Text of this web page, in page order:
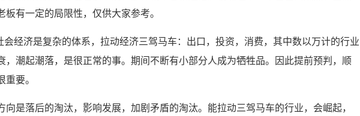
板有一定的局限性，仅供大家参考。
会经济是复杂的体系，拉动经济三驾马车：出口，投资，消费，其中数以万计的行业
，潮起潮落，是很正常的事。期间不断有小部分人成为牺牲品。因此提前预判，顺
重要。
向是落后的淘汰，影响发展，加剧矛盾的淘汰。能拉动三驾马车的行业，会崛起，